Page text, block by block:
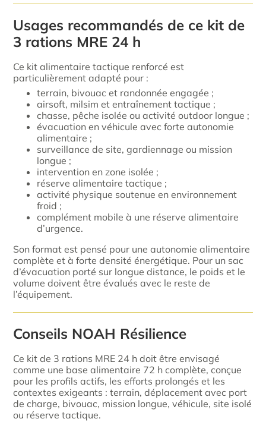
Usages recommandés de ce kit de
3 rations MRE 24 h
Ce kit alimentaire tactique renforcé est
particulièrement adapté pour :
terrain, bivouac et randonnée engagée ;
airsoft, milsim et entraînement tactique ;
chasse, pêche isolée ou activité outdoor longue ;
évacuation en véhicule avec forte autonomie
alimentaire ;
surveillance de site, gardiennage ou mission
longue ;
intervention en zone isolée ;
réserve alimentaire tactique ;
activité physique soutenue en environnement
froid ;
complément mobile à une réserve alimentaire
d’urgence.
Son format est pensé pour une autonomie alimentaire
complète et à forte densité énergétique. Pour un sac
d’évacuation porté sur longue distance, le poids et le
volume doivent être évalués avec le reste de
l’équipement.
Conseils NOAH Résilience
Ce kit de 3 rations MRE 24 h doit être envisagé
comme une base alimentaire 72 h complète, conçue
pour les profils actifs, les efforts prolongés et les
contextes exigeants : terrain, déplacement avec port
de charge, bivouac, mission longue, véhicule, site isolé
ou réserve tactique.